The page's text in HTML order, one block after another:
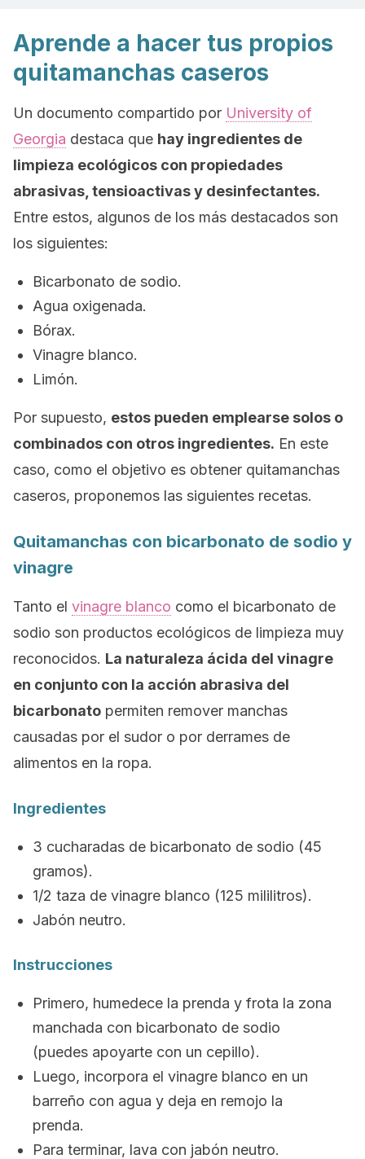
Aprende a hacer tus propios
quitamanchas caseros
Un documento compartido por University of
Georgia destaca que hay ingredientes de
limpieza ecológicos con propiedades
abrasivas, tensioactivas y desinfectantes.
Entre estos, algunos de los más destacados son
los siguientes:
Bicarbonato de sodio.
Agua oxigenada.
Bórax.
Vinagre blanco.
Limón.
Por supuesto, estos pueden emplearse solos o
combinados con otros ingredientes. En este
caso, como el objetivo es obtener quitamanchas
caseros, proponemos las siguientes recetas.
Quitamanchas con bicarbonato de sodio y
vinagre
Tanto el vinagre blanco como el bicarbonato de
sodio son productos ecológicos de limpieza muy
reconocidos. La naturaleza ácida del vinagre
en conjunto con la acción abrasiva del
bicarbonato permiten remover manchas
causadas por el sudor o por derrames de
alimentos en la ropa.
Ingredientes
3 cucharadas de bicarbonato de sodio (45
gramos).
1/2 taza de vinagre blanco (125 mililitros).
Jabón neutro.
Instrucciones
Primero, humedece la prenda y frota la zona
manchada con bicarbonato de sodio
(puedes apoyarte con un cepillo).
Luego, incorpora el vinagre blanco en un
barreño con agua y deja en remojo la
prenda.
Para terminar, lava con jabón neutro.